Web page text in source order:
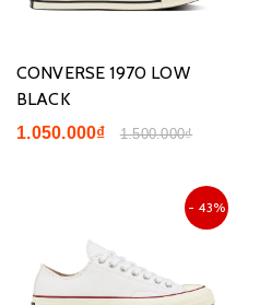
CONVERSE 1970 LOW
BLACK
1.050.000₫ 1.500.000₫
- 43%